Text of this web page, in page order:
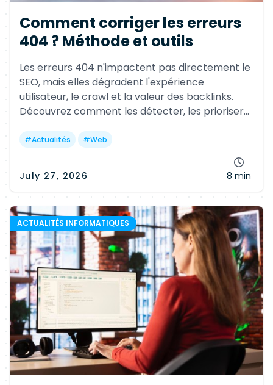
Comment corriger les erreurs
404 ? Méthode et outils
Les erreurs 404 n'impactent pas directement le
SEO, mais elles dégradent l'expérience
utilisateur, le crawl et la valeur des backlinks.
Découvrez comment les détecter, les prioriser
et les bonnes pratiques.
#Actualités #Web
July 27, 2026 8 min
ACTUALITÉS INFORMATIQUES